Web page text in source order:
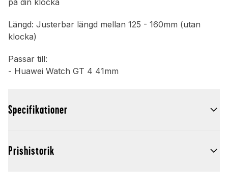
på din klocka
Längd: Justerbar längd mellan 125 - 160mm (utan
klocka)
Passar till:
- Huawei Watch GT 4 41mm
Specifikationer
Prishistorik